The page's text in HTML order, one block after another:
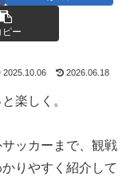
ピー
2025.10.06 2026.06.18
楽しく。
ッカーまで、観戦
りやすく紹介して